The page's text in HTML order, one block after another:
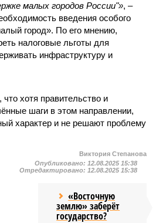
малых городов России"», –
введения особого
город». По его мнению,
налоговые льготы для
инфраструктуру и
хотя правительство и
шаги в этом направлении,
характер и не решают проблему
Виктория Степанова
Опубликовано: 12.08.2025 15:38
Отредактировано: 12.08.2025 15:38
«Восточную
землю» заберёт
государство?